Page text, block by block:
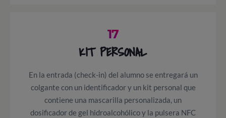
17
KIT PERSONAL
En la entrada (check-in) del alumno se entregará un
colgante con un identificador y un kit personal que
contiene una mascarilla personalizada, un
dosificador de gel hidroalcohólico y la pulsera NFC